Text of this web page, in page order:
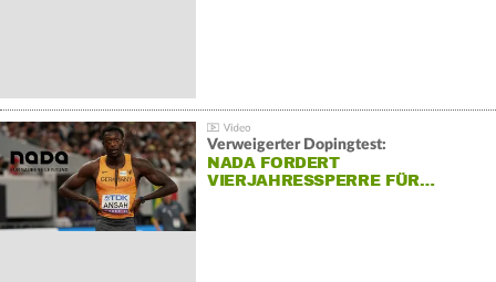
Verweigerter Dopingtest:
NADA FORDERT
VIERJAHRESSPERRE FÜR…